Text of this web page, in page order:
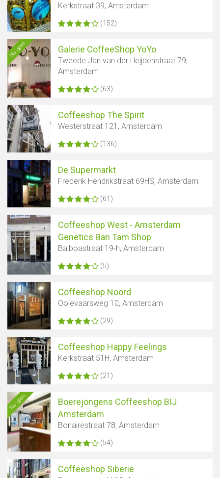
Kerkstraat 39, Amsterdam
(152)
Nu open Galerie CoffeeShop YoYo
Tweede Jan van der Heijdenstraat 79,
Amsterdam
(63)
Coffeeshop The Spirit
Westerstraat 121, Amsterdam
(136)
De Supermarkt
Frederik Hendrikstraat 69HS, Amsterdam
(61)
Coffeeshop West - Amsterdam
Genetics Ban Tam Shop
Balboastraat 19-h, Amsterdam
(5)
Coffeeshop Noord
Ooievaarsweg 10, Amsterdam
(29)
Coffeeshop Happy Feelings
Kerkstraat 51H, Amsterdam
(21)
Nu open
Boerejongens Coffeeshop BIJ
Amsterdam
Bonairestraat 78, Amsterdam
(54)
Coffeeshop Siberië